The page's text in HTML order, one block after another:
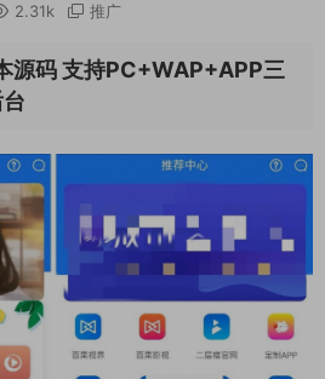
2.31k 推广
源码 支持PC+WAP+APP三